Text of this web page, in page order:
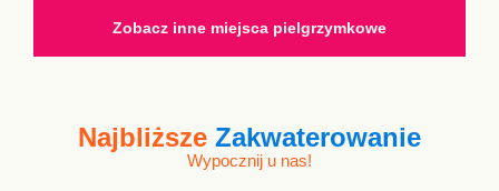
Zobacz inne miejsca pielgrzymkowe
Najbliższe Zakwaterowanie
Wypocznij u nas!